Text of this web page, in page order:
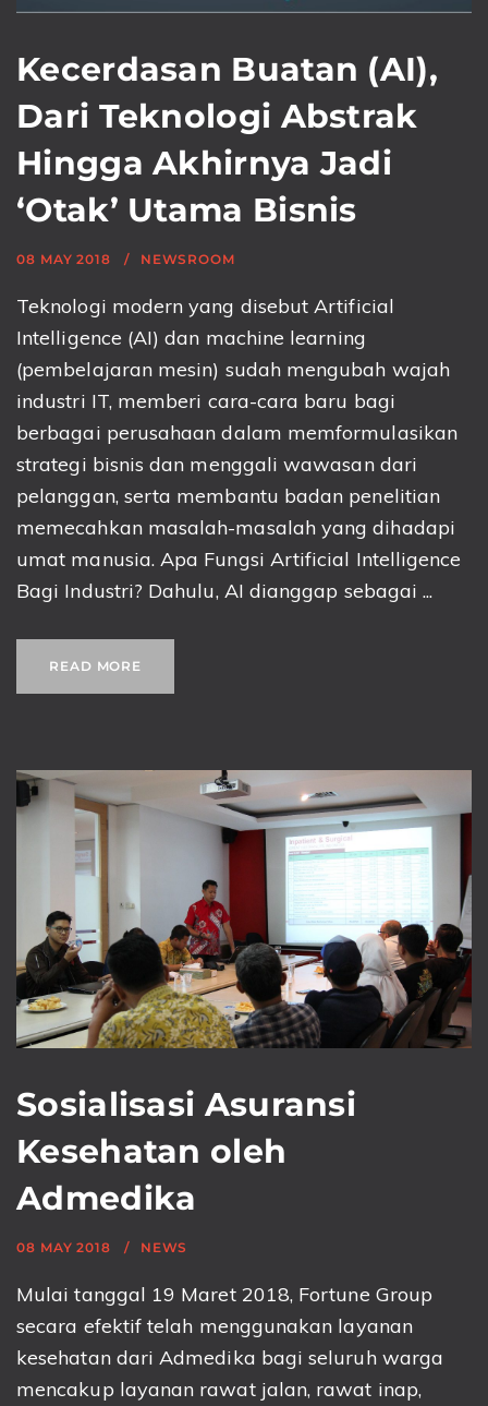
Kecerdasan Buatan (AI),
Dari Teknologi Abstrak
Hingga Akhirnya Jadi
‘Otak’ Utama Bisnis
08 MAY 2018 NEWSROOM
Teknologi modern yang disebut Artificial
Intelligence (AI) dan machine learning
(pembelajaran mesin) sudah mengubah wajah
industri IT, memberi cara-cara baru bagi
berbagai perusahaan dalam memformulasikan
strategi bisnis dan menggali wawasan dari
pelanggan, serta membantu badan penelitian
memecahkan masalah-masalah yang dihadapi
umat manusia. Apa Fungsi Artificial Intelligence
Bagi Industri? Dahulu, AI dianggap sebagai ...
READ MORE
Sosialisasi Asuransi
Kesehatan oleh
Admedika
08 MAY 2018 NEWS
Mulai tanggal 19 Maret 2018, Fortune Group
secara efektif telah menggunakan layanan
kesehatan dari Admedika bagi seluruh warga
mencakup layanan rawat jalan, rawat inap,